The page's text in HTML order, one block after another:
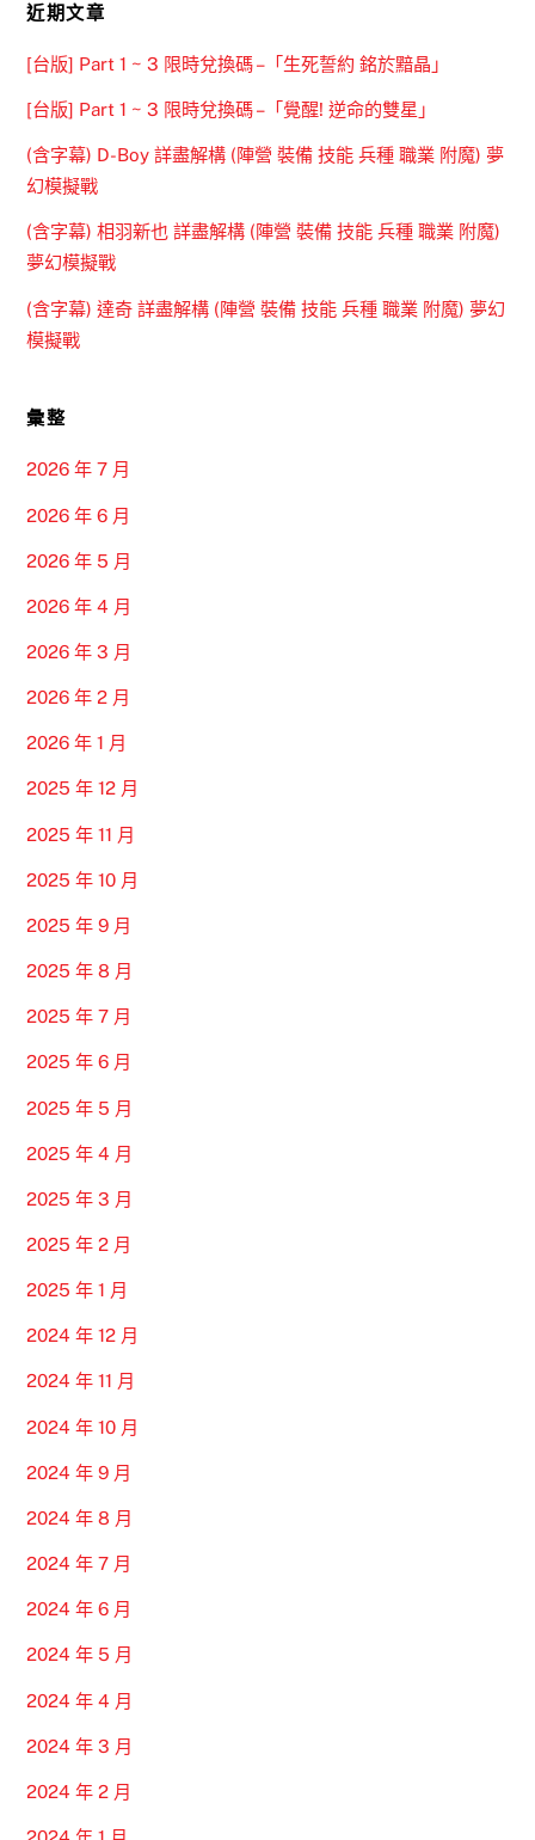
近期文章
[台版] Part 1 ~ 3 限時兌換碼 –「生死誓約 銘於黯晶」
[台版] Part 1 ~ 3 限時兌換碼 –「覺醒! 逆命的雙星」
(含字幕) D-Boy 詳盡解構 (陣營 裝備 技能 兵種 職業 附魔) 夢
幻模擬戰
(含字幕) 相羽新也 詳盡解構 (陣營 裝備 技能 兵種 職業 附魔)
夢幻模擬戰
(含字幕) 達奇 詳盡解構 (陣營 裝備 技能 兵種 職業 附魔) 夢幻
模擬戰
彙整
2026 年 7 月
2026 年 6 月
2026 年 5 月
2026 年 4 月
2026 年 3 月
2026 年 2 月
2026 年 1 月
2025 年 12 月
2025 年 11 月
2025 年 10 月
2025 年 9 月
2025 年 8 月
2025 年 7 月
2025 年 6 月
2025 年 5 月
2025 年 4 月
2025 年 3 月
2025 年 2 月
2025 年 1 月
2024 年 12 月
2024 年 11 月
2024 年 10 月
2024 年 9 月
2024 年 8 月
2024 年 7 月
2024 年 6 月
2024 年 5 月
2024 年 4 月
2024 年 3 月
2024 年 2 月